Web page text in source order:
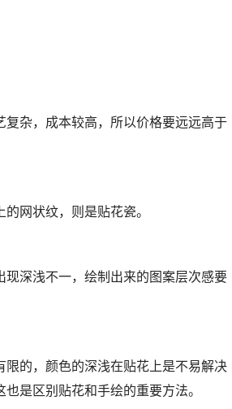
杂，成本较高，所以价格要远远高于
网状纹，则是贴花瓷。
深浅不一，绘制出来的图案层次感要
的，颜色的深浅在贴花上是不易解决
是区别贴花和手绘的重要方法。